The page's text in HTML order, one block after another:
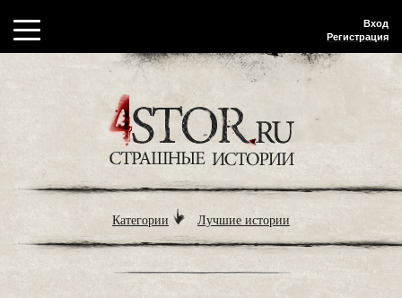
Вход
Регистрация
Категории Лучшие истории